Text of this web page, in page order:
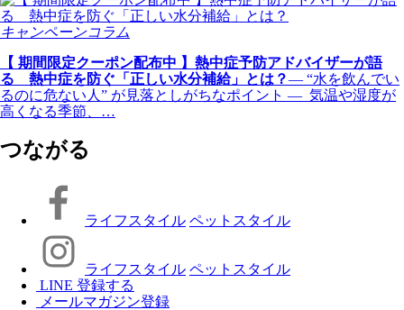
キャンペーンコラム
【 期間限定クーポン配布中 】熱中症予防アドバイザーが語
る 熱中症を防ぐ「正しい水分補給」とは？― “水を飲んでい
るのに危ない人” が見落としがちなポイント ― 気温や湿度が
高くなる季節、…
つながる
ライフスタイル ペットスタイル
ライフスタイル ペットスタイル
LINE 登録する
メールマガジン登録